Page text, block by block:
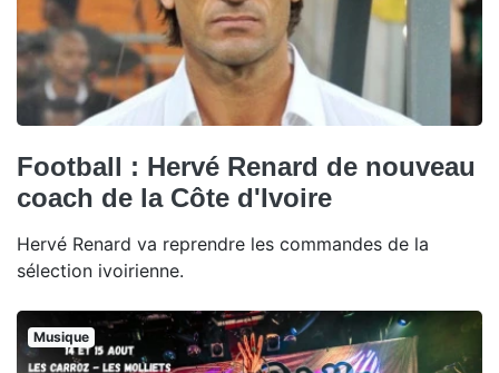
Football : Hervé Renard de nouveau
coach de la Côte d'Ivoire
Hervé Renard va reprendre les commandes de la
sélection ivoirienne.
Musique